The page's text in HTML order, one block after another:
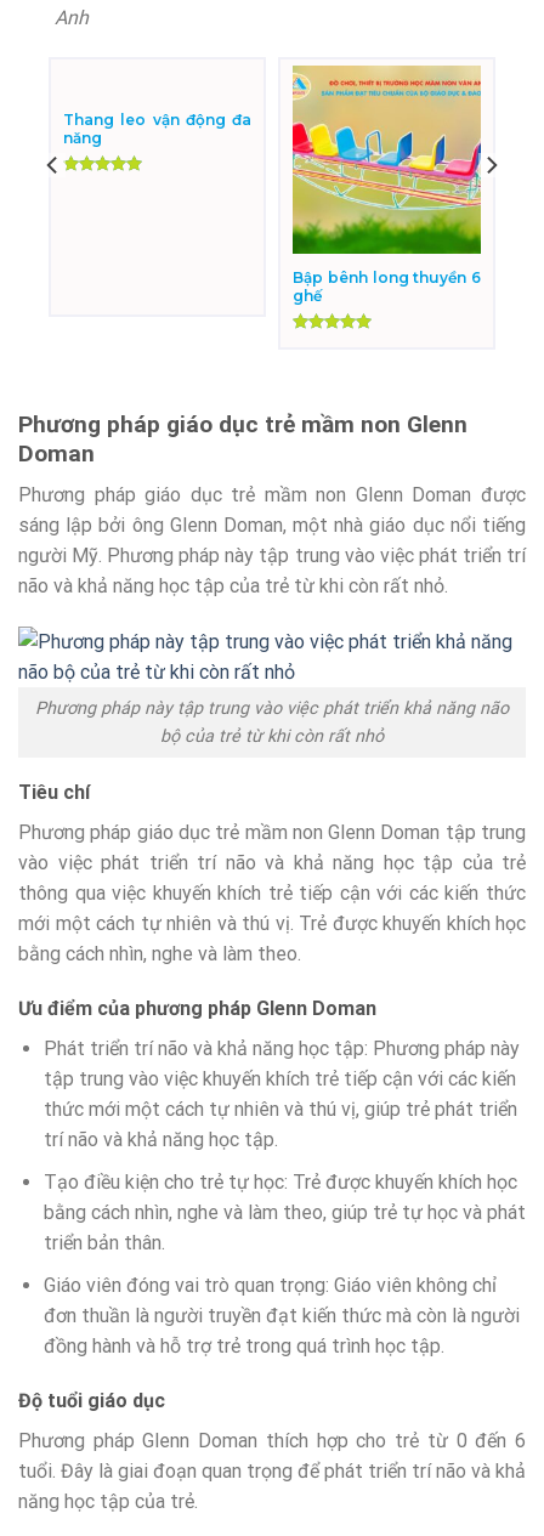
Anh
Thang leo vận động đa
năng
Bập bênh long thuyền 6
ghế
Phương pháp giáo dục trẻ mầm non Glenn
Doman
Phương pháp giáo dục trẻ mầm non Glenn Doman được
sáng lập bởi ông Glenn Doman, một nhà giáo dục nổi tiếng
người Mỹ. Phương pháp này tập trung vào việc phát triển trí
não và khả năng học tập của trẻ từ khi còn rất nhỏ.
Phương pháp này tập trung vào việc phát triển khả năng não
bộ của trẻ từ khi còn rất nhỏ
Tiêu chí
Phương pháp giáo dục trẻ mầm non Glenn Doman tập trung
vào việc phát triển trí não và khả năng học tập của trẻ
thông qua việc khuyến khích trẻ tiếp cận với các kiến thức
mới một cách tự nhiên và thú vị. Trẻ được khuyến khích học
bằng cách nhìn, nghe và làm theo.
Ưu điểm của phương pháp Glenn Doman
Phát triển trí não và khả năng học tập: Phương pháp này
tập trung vào việc khuyến khích trẻ tiếp cận với các kiến
thức mới một cách tự nhiên và thú vị, giúp trẻ phát triển
trí não và khả năng học tập.
Tạo điều kiện cho trẻ tự học: Trẻ được khuyến khích học
bằng cách nhìn, nghe và làm theo, giúp trẻ tự học và phát
triển bản thân.
Giáo viên đóng vai trò quan trọng: Giáo viên không chỉ
đơn thuần là người truyền đạt kiến thức mà còn là người
đồng hành và hỗ trợ trẻ trong quá trình học tập.
Độ tuổi giáo dục
Phương pháp Glenn Doman thích hợp cho trẻ từ 0 đến 6
tuổi. Đây là giai đoạn quan trọng để phát triển trí não và khả
năng học tập của trẻ.